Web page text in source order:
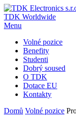
TDK Worldwide
Menu
Volné pozice
Benefity
Studenti
Dobrý soused
O TDK
Dotace EU
Kontakty
Domů Volné pozice